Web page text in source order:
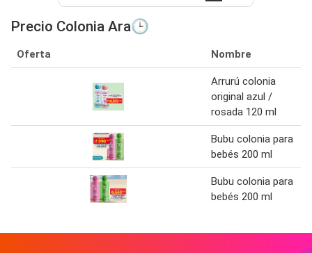
Precio Colonia Ara🕒
Oferta Nombre
Arrurú colonia
original azul /
rosada 120 ml
Bubu colonia para
bebés 200 ml
Bubu colonia para
bebés 200 ml